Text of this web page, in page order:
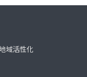
域活性化